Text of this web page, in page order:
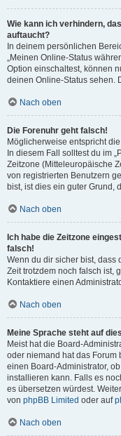
Wie kann ich verhindern,
auftaucht?
In deinem persönlichen
„Meinen Online-Status
Option einschaltest, können
deinen Online-Status sehen.
Nach oben
Die Forenuhr geht falsch!
Möglicherweise entspricht
In diesem Fall solltest du im
Zeitzone (Mitteleuropäische
von registrierten Benutzern
bist, ist dies ein guter Grund,
Nach oben
Ich habe die Zeitzone
falsch!
Wenn du dir sicher bist, dass
Zeit trotzdem noch falsch ist,
Kontaktiere einen
Nach oben
Meine Sprache steht auf
Meist hat die Board-
oder niemand hat das Forum
einen Board-Administrator,
installieren kann. Falls es
es übersetzen würdest.
von phpBB Limited oder auf
Nach oben